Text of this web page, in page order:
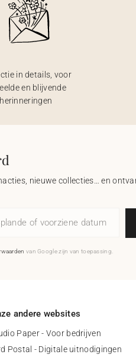
in details, voor
en blijvende
herinneringen
nieuwe collecties… en
of voorziene datum
van Google zijn van toepassing.
andere websites
Paper - Voor bedrijven
Postal - Digitale uitnodigingen